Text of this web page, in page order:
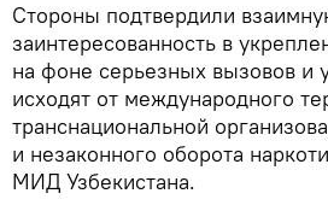
Стороны подтвердили
заинтересованность в
на фоне серьезных вызовов и
исходят от международного
транснациональной
и незаконного оборота
МИД Узбекистана.